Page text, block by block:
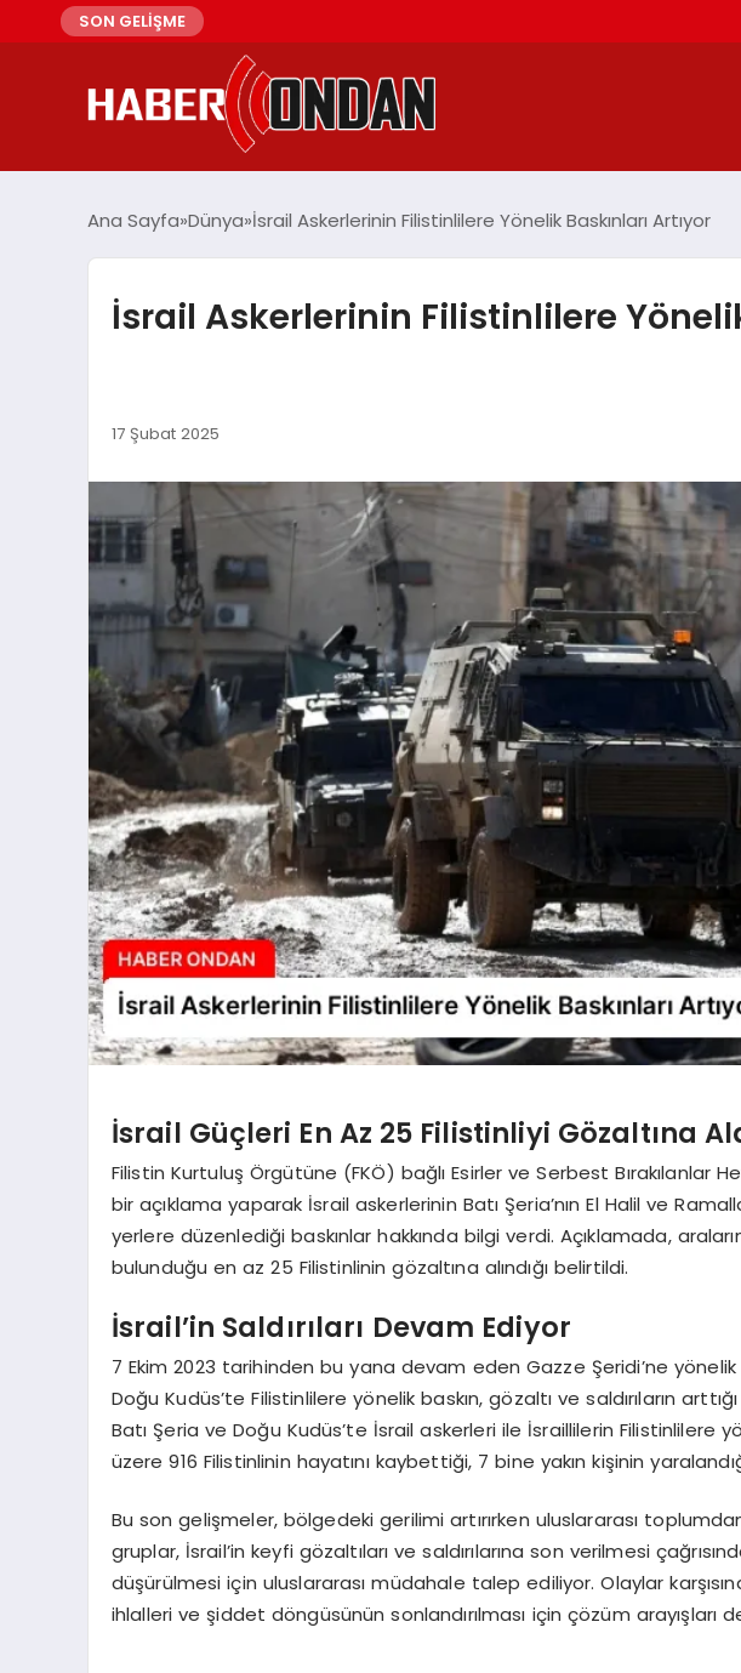
SON GELİŞME
Ana Sayfa Dünya İsrail Askerlerinin Filistinlilere Yönelik Baskınları Artıyor
İsrail Askerlerinin Filistinlilere
17 Şubat 2025
İsrail Güçleri En Az 25 Filistinliyi Gözaltına
Filistin Kurtuluş Örgütüne (FKÖ) bağlı Esirler ve Serbest Bırakılanlar
bir açıklama yaparak İsrail askerlerinin Batı Şeria’nın El Halil ve
yerlere düzenlediği baskınlar hakkında bilgi verdi. Açıklamada,
bulunduğu en az 25 Filistinlinin gözaltına alındığı belirtildi.
İsrail’in Saldırıları Devam Ediyor
7 Ekim 2023 tarihinden bu yana devam eden Gazze Şeridi’ne yönelik
Doğu Kudüs’te Filistinlilere yönelik baskın, gözaltı ve saldırıların
Batı Şeria ve Doğu Kudüs’te İsrail askerleri ile İsraillilerin Filistinlilere
üzere 916 Filistinlinin hayatını kaybettiği, 7 bine yakın kişinin
Bu son gelişmeler, bölgedeki gerilimi artırırken uluslararası
gruplar, İsrail’in keyfi gözaltıları ve saldırılarına son verilmesi
düşürülmesi için uluslararası müdahale talep ediliyor. Olaylar
ihlalleri ve şiddet döngüsünün sonlandırılması için çözüm arayışları